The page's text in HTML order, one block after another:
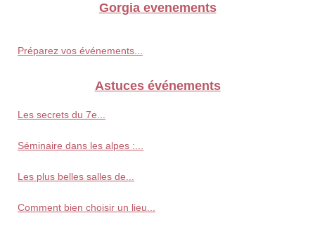
Gorgia evenements
Préparez vos événements...
Astuces événements
Les secrets du 7e...
Séminaire dans les alpes :...
Les plus belles salles de...
Comment bien choisir un lieu...